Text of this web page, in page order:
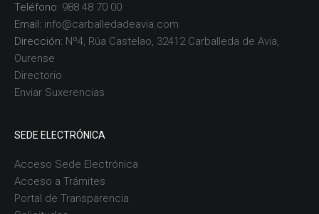
Teléfono: 988 48 70 00
Email: info@carballedadeavia.com
Dirección: Nº4, Rúa Castelao, 32412 Carballeda de Avia,
Ourense
Directorio
Enviar Suxerencias
SEDE ELECTRÓNICA
Acceso Sede Electrónica
Acceso a Trámites
Portal de Transparencia